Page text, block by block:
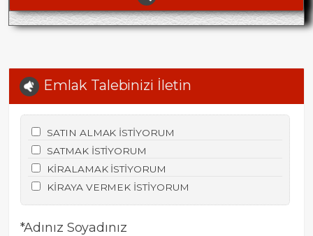
Emlak Talebinizi İletin
SATIN ALMAK İSTİYORUM
SATMAK İSTİYORUM
KİRALAMAK İSTİYORUM
KİRAYA VERMEK İSTİYORUM
*Adınız Soyadınız